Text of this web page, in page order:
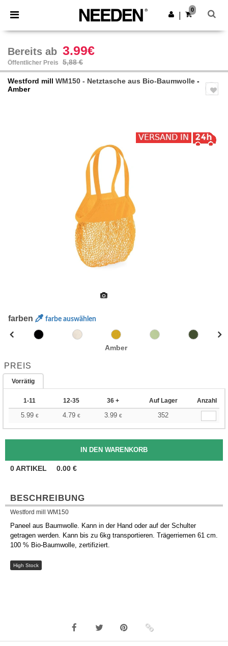
× Needen App
Bessere Preise in der App!
App holen
0
Bereits ab 3.99€
Öffentlicher Preis 5,88 €
Westford mill WM150 - Netztasche aus Bio-Baumwolle -
Amber
farben farbe auswählen
Amber
PREIS
Vorrätig
1-11 12-35 36 + Auf Lager Anzahl
5.99 € 4.79 € 3.99 € 352
0ARTIKEL 0.00 €
BESCHREIBUNG
Westford mill WM150
Paneel aus Baumwolle. Kann in der Hand oder auf der Schulter
getragen werden. Kann bis zu 6kg transportieren. Trägerriemen 61 cm.
100 % Bio-Baumwolle, zertifiziert.
High Stock